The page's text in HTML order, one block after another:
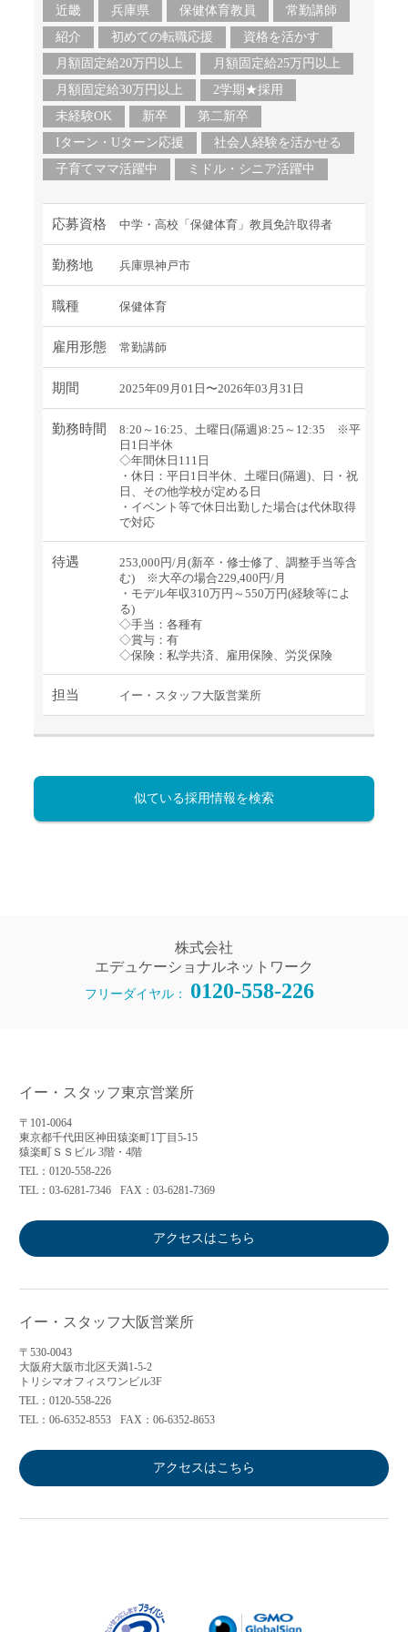
近畿 兵庫県 保健体育教員
常勤講師
紹介
初めての転職応援
資格を活かす
月額固定給20万円以上
月額固定給25万円以上
月額固定給30万円以上
2学期★採用
未経験OK
新卒
第二新卒
Iターン・Uターン応援
社会人経験を活かせる
子育てママ活躍中
ミドル・シニア活躍中
応募資格 中学・高校「保健体育」教員免許取得者
勤務地 兵庫県神戸市
職種 保健体育
雇用形態 常勤講師
期間 2025年09月01日〜2026年03月31日
勤務時間
8:20～16:25、土曜日(隔週)8:25～12:35 ※平
日1日半休
◇年間休日111日
・休日：平日1日半休、土曜日(隔週)、日・祝
日、その他学校が定める日
・イベント等で休日出勤した場合は代休取得
で対応
待遇
253,000円/月(新卒・修士修了、調整手当等含
む) ※大卒の場合229,400円/月
・モデル年収310万円～550万円(経験等によ
る)
◇手当：各種有
◇賞与：有
◇保険：私学共済、雇用保険、労災保険
担当 イー・スタッフ大阪営業所
似ている採用情報を検索
株式会社
エデュケーショナルネットワーク
フリーダイヤル： 0120-558-226
イー・スタッフ東京営業所
〒101-0064
東京都千代田区神田猿楽町1丁目5-15
猿楽町ＳＳビル 3階・4階
TEL：0120-558-226
TEL：03-6281-7346
FAX：03-6281-7369
アクセスはこちら
イー・スタッフ大阪営業所
〒530-0043
大阪府大阪市北区天満1-5-2
トリシマオフィスワンビル3F
TEL：0120-558-226
TEL：06-6352-8553
FAX：06-6352-8653
アクセスはこちら